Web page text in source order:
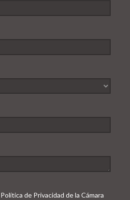
de Privacidad de la Cámara